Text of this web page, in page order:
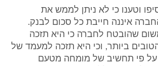
וטענו כי לא ניתן לממש את
איננה חייבת כל סכום לבנק.
שהובטח לחברה כי היא תזכה
ביותר, וכי היא תזכה למעמד של
על פי תחשיב של מומחה מטעם